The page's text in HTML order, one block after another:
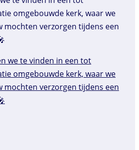
omgebouwde kerk, waar we
mochten verzorgen tijdens een